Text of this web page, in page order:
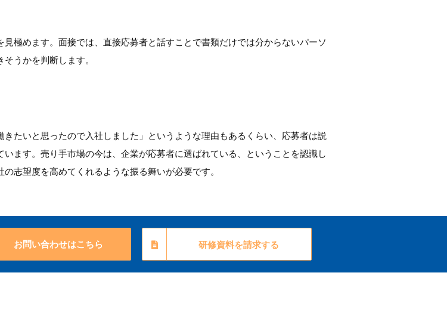
極めます。面接では、直接応募者と話すことで書類だけでは分からないパーソ
うかを判断します。
たいと思ったので入社しました」というような理由もあるくらい、応募者は説
ます。売り手市場の今は、企業が応募者に選ばれている、ということを認識し
志望度を高めてくれるような振る舞いが必要です。
お問い合わせはこちら 研修資料を請求する